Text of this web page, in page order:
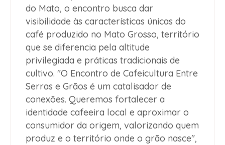
do Mato, o encontro busca dar
visibilidade às características únicas do
café produzido no Mato Grosso, território
que se diferencia pela altitude
privilegiada e práticas tradicionais de
cultivo. "O Encontro de Cafeicultura Entre
Serras e Grãos é um catalisador de
conexões. Queremos fortalecer a
identidade cafeeira local e aproximar o
consumidor da origem, valorizando quem
produz e o território onde o grão nasce",